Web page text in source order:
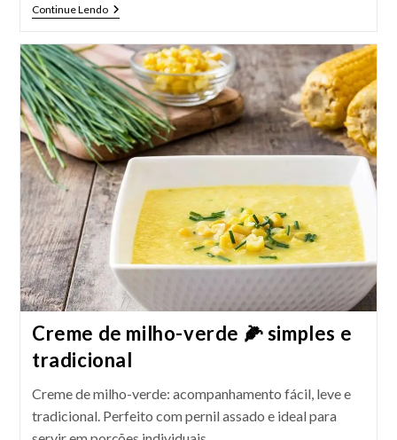
Continue LendoReceita
De
Simples
E
Saborosa
Creme de milho-verde 🌽 simples e
tradicional
Creme de milho-verde: acompanhamento fácil, leve e
tradicional. Perfeito com pernil assado e ideal para